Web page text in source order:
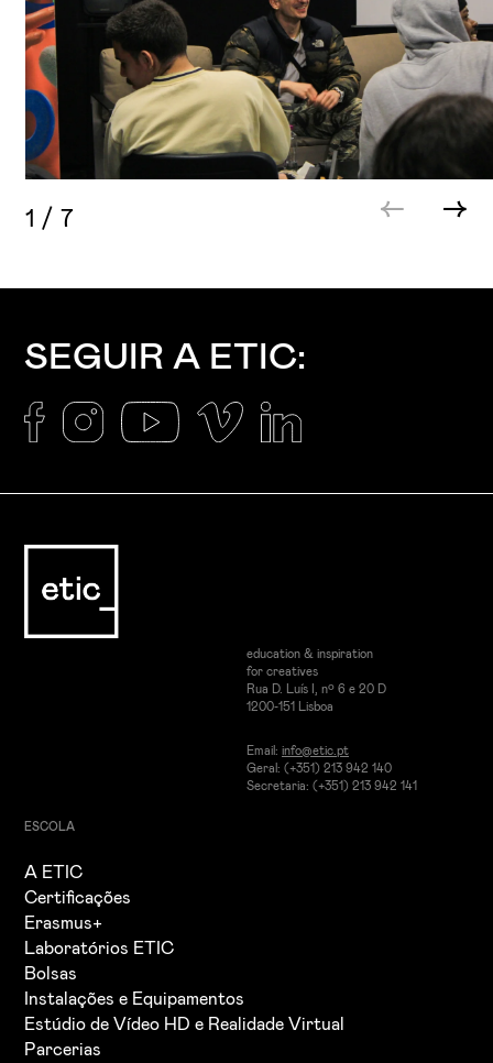
1 /7
SEGUIR A ETIC:
education & inspiration
for creatives
Rua D. Luís I, nº 6 e 20 D
1200-151 Lisboa
Email: info@etic.pt
Geral: (+351) 213 942 140
Secretaria: (+351) 213 942 141
ESCOLA
A ETIC
Certificações
Erasmus+
Laboratórios ETIC
Bolsas
Instalações e Equipamentos
Estúdio de Vídeo HD e Realidade Virtual
Parcerias